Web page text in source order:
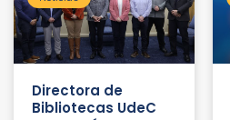
Directora de
Bibliotecas UdeC